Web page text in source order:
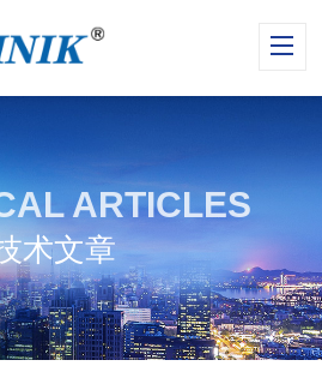
ARTICLES
术文章